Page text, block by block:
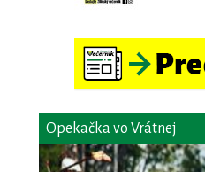
Opekačka vo Vrátnej